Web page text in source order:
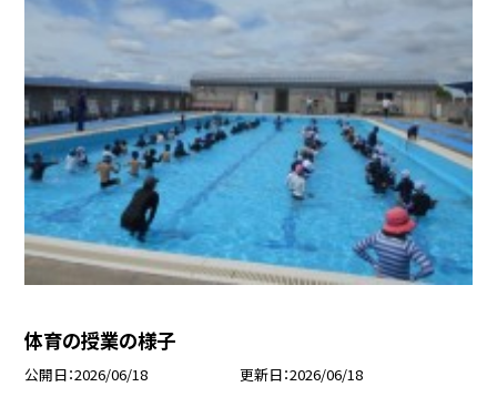
体育の授業の様子
公開日 2026/06/18 更新日 2026/06/18